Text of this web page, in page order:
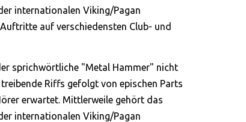
internationalen Viking/Pagan
auf verschiedensten Club- und
sprichwörtliche "Metal Hammer" nicht
Riffs gefolgt von epischen Parts
erwartet. Mittlerweile gehört das
internationalen Viking/Pagan